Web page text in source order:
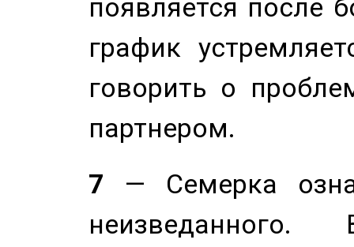
появляется после
график
говорить о
партнером.
7 — Семерка